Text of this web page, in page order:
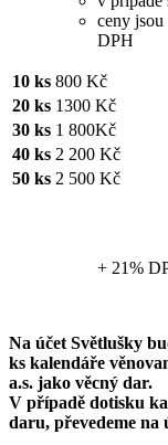
ceny jsou
DPH
10 ks 800 Kč
20 ks 1300 Kč
30 ks 1 800Kč
40 ks 2 200 Kč
50 ks 2 500 Kč
+ 21%
Na účet Světlušky
ks kalendáře
a.s. jako věcný dar.
V případě dotisku
daru, převedeme na